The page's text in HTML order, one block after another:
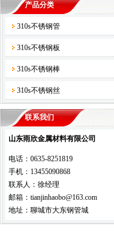
产品分类
310s不锈钢管
310s不锈钢板
310s不锈钢棒
310s不锈钢丝
联系我们
山东雨欣金属材料有限公司
电话：0635-8251819
手机：13455090868
联系人：徐经理
邮箱：tianjinhaobo@163.com
地址：聊城市大东钢管城